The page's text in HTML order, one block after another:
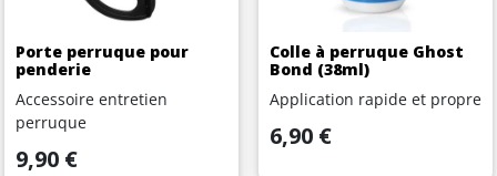
Porte perruque pour
penderie
Accessoire entretien
perruque
Prix
9,90 €
Colle à perruque Ghost
Bond (38ml)
Application rapide et propre
Prix
6,90 €